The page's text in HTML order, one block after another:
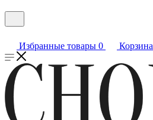
Избранные товары 0 Корзина